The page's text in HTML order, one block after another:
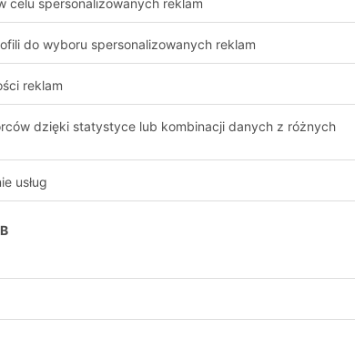
w
z
sztaplować.
Zalety i korzyści